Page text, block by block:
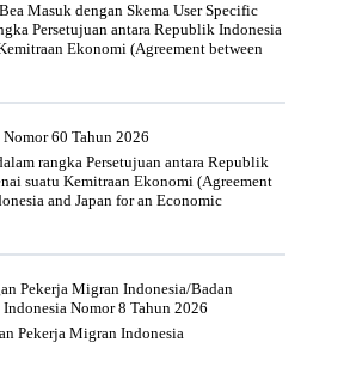
Masuk dengan Skema User Specific
Persetujuan antara Republik Indonesia
Ekonomi (Agreement between
60 Tahun 2026
rangka Persetujuan antara Republik
suatu Kemitraan Ekonomi (Agreement
and Japan for an Economic
Pekerja Migran Indonesia/Badan
Nomor 8 Tahun 2026
Pekerja Migran Indonesia